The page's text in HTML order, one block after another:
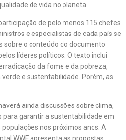
de vida no planeta.
de pelo menos 115 chefes
e especialistas de cada país se
sobre o conteúdo do documento
líderes políticos. O texto inclui
da fome e da pobreza,
e sustentabilidade. Porém, as
ainda discussões sobre clima,
garantir a sustentabilidade em
nos próximos anos. A
WWF apresenta as propostas